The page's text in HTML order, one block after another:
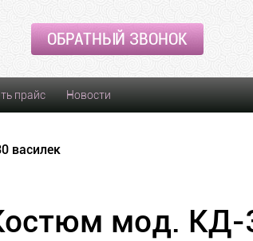
ОБРАТНЫЙ ЗВОНОК
прайс Новости
василек
мод. КД-